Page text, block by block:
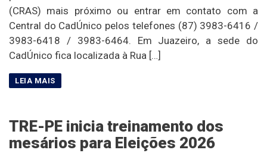
(CRAS) mais próximo ou entrar em contato com a
Central do CadÚnico pelos telefones (87) 3983-6416 /
3983-6418 / 3983-6464. Em Juazeiro, a sede do
CadÚnico fica localizada à Rua […]
TRE-PE inicia treinamento dos
mesários para Eleições 2026